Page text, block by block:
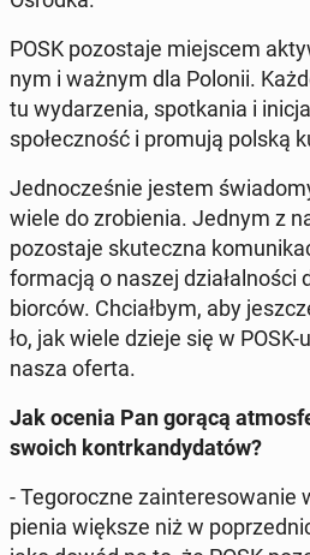
POSK po­zo­sta­je miej­scem
nym i ważnym dla Polonii.
tu wy­da­rze­nia, spo­tka­nia i
spo­łecz­ność i promują polską
Jed­no­cze­śnie jestem
wiele do zro­bie­nia. Jednym z
po­zo­sta­je sku­tecz­na
for­ma­cją o naszej dzia­łal­no­ści
bior­ców. Chciał­bym, aby
ło, jak wiele dzieje się w
nasza oferta.
Jak ocenia Pan gorącą
swoich kontr­kan­dy­da­tów?
- Te­go­rocz­ne
pie­nia większe niż w